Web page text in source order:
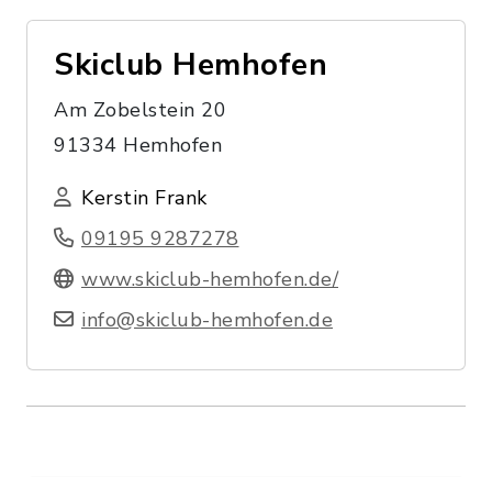
Skiclub Hemhofen
Am Zobelstein 20
91334 Hemhofen
Kerstin Frank
09195 9287278
www.skiclub-hemhofen.de/
info@skiclub-hemhofen.de